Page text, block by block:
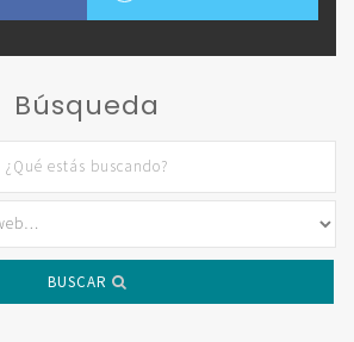
Búsqueda
BUSCAR